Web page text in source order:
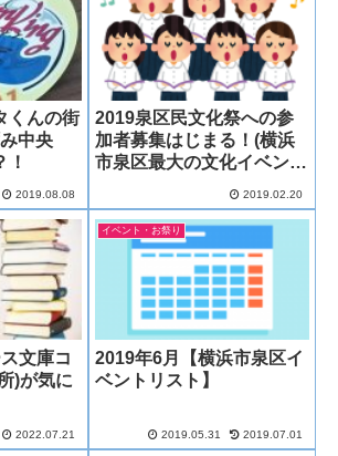
くんの街
中央
2019.08.08
2019泉区民文化祭への参
加者募集はじまる！(横浜
市泉区最大の文化イベン
2019.02.20
文庫コ
)が気に
2022.07.21
イベント・お祭り
2019年6月【横浜市泉区イ
ベントリスト】
2019.05.31 2019.07.01